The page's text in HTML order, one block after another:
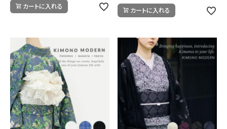
カートに入れる
カートに入れる